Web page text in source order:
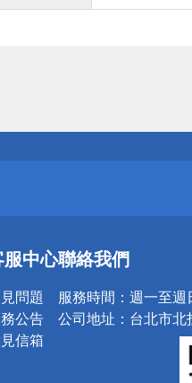
小心！
小心！
中心
問題
公告
信箱
聯絡我們
服務時間： 週一至週
公司地址： 台北市北